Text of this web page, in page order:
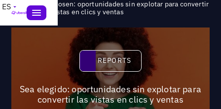
ES Reports>Be chosen: oportunidades sin explotar para convertir
las vistas en clics y ventas
Reports
REPORTS
Sea elegido: oportunidades sin explotar para
convertir las vistas en clics y ventas